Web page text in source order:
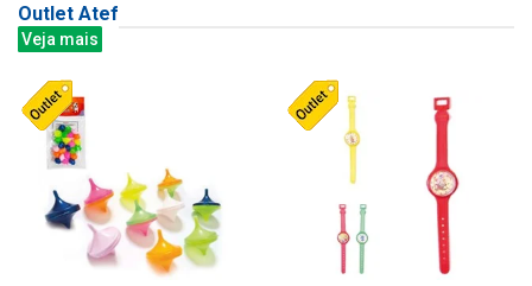
Outlet Atef
Veja mais